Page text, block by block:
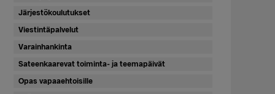
Järjestökoulutukset
Viestintäpalvelut
Varainhankinta
Sateenkaarevat toiminta- ja teemapäivät
Opas vapaaehtoisille